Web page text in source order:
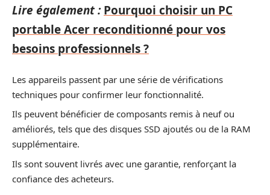
Lire également : Pourquoi choisir un PC
portable Acer reconditionné pour vos
besoins professionnels ?
Les appareils passent par une série de vérifications
techniques pour confirmer leur fonctionnalité.
Ils peuvent bénéficier de composants remis à neuf ou
améliorés, tels que des disques SSD ajoutés ou de la RAM
supplémentaire.
Ils sont souvent livrés avec une garantie, renforçant la
confiance des acheteurs.